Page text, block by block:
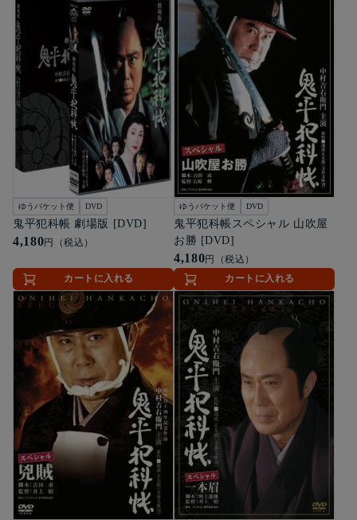
ゆうパケット便 DVD
鬼平犯科帳 劇場版 [DVD]
4,180円（税込）
カートに入れる
ゆうパケット便 DVD
鬼平犯科帳スペシャル 山吹屋
お勝 [DVD]
4,180円（税込）
カートに入れる